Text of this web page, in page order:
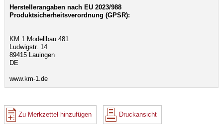
Herstellerangaben nach EU 2023/988
Produktsicherheitsverordnung (GPSR):
KM 1 Modellbau 481
Ludwigstr. 14
89415 Lauingen
DE
www.km-1.de
Zu Merkzettel hinzufügen Druckansicht